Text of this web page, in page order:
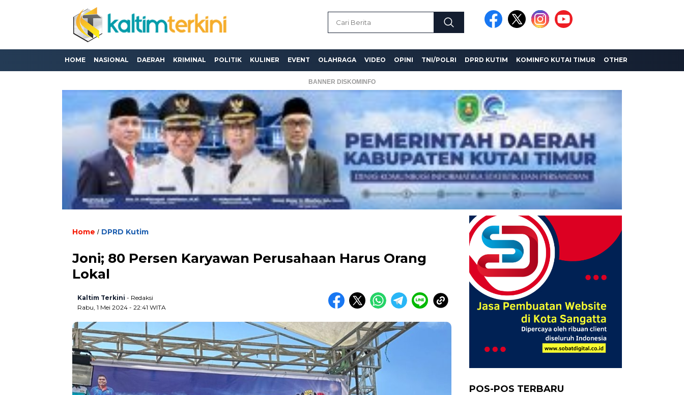
HOME NASIONAL DAERAH KRIMINAL POLITIK KULINER EVENT OLAHRAGA VIDEO OPINI TNI/POLRI DPRD KUTIM KOMINFO KUTAI TIMUR OTHER
BANNER DISKOMINFO
Home / DPRD Kutim
Joni; 80 Persen Karyawan Perusahaan Harus Orang
Lokal
Kaltim Terkini - Redaksi
Rabu, 1 Mei 2024 - 22:41 WITA
POS-POS TERBARU